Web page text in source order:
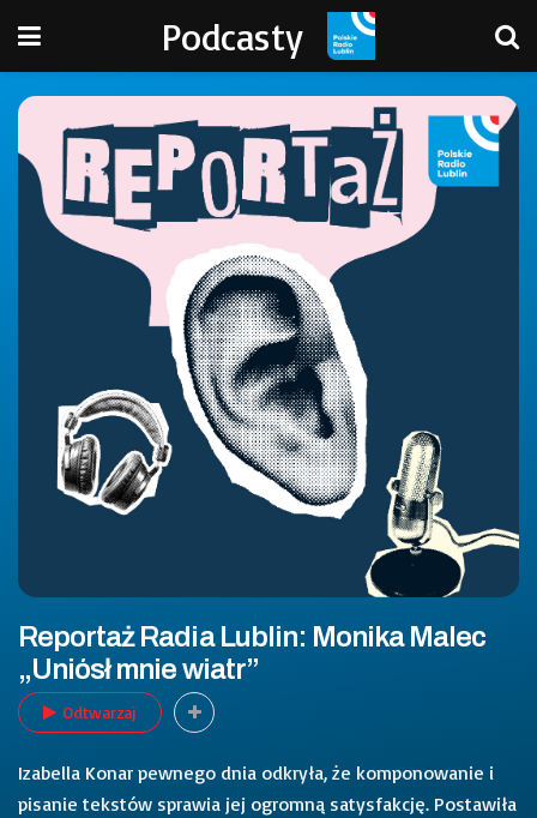
Podcasty
Reportaż Radia Lublin: Monika Malec
„Uniósł mnie wiatr”
Odtwarzaj
Izabella Konar pewnego dnia odkryła, że komponowanie i
pisanie tekstów sprawia jej ogromną satysfakcję. Postawiła